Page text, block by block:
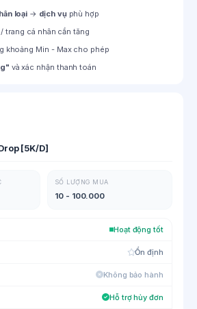
loại → dịch vụphù hợp
trang cá nhân cần tăng
khoảng Min - Max cho phép
và xác nhận thanh toán
[5K/D]
SỐ LƯỢNG MUA
10 - 100.000
Hoạt động tốt
Ổn định
Không bảo hành
Hỗ trợ hủy đơn